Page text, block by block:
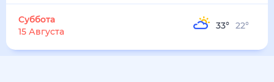
Суббота
15 Августа
33° 22°